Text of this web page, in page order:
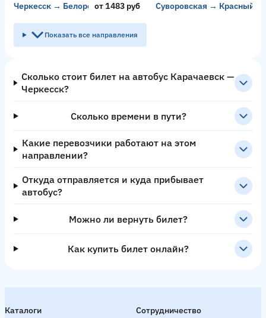
Черкесск → Белореченскот 1483 руб Суворовская → Красный
Показать все направления
Сколько стоит билет на автобус Карачаевск —
Черкесск?
Сколько времени в пути?
Какие перевозчики работают на этом
направлении?
Откуда отправляется и куда прибывает
автобус?
Можно ли вернуть билет?
Как купить билет онлайн?
Каталоги
Сотрудничество